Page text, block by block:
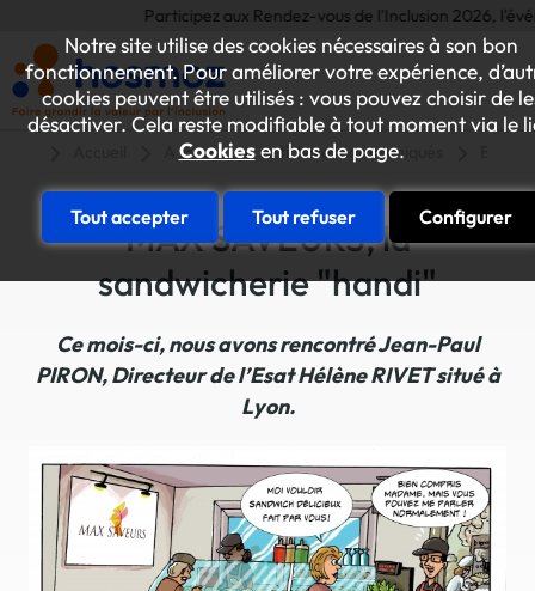
Notre site utilise des cookies nécessaires à son bon
fonctionnement. Pour améliorer votre expérience,
cookies peuvent être utilisés : vous pouvez choisir de
désactiver. Cela reste modifiable à tout moment via le
Cookiesen bas de page.
Tout accepter Tout refuser Configurer
Participez aux Rendez-vous de l'Inclusion 2026,
A la une Articles et communiqués
MAX'SAVEURS, la
sandwicherie "handi"
Ce mois-ci, nous avons rencontré Jean-Paul
PIRON,Directeur de l’Esat Hélène RIVET situé à
Lyon.